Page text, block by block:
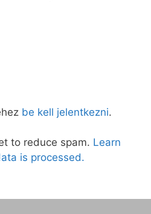
be kell jelentkezni.
to reduce spam. Learn
is processed.